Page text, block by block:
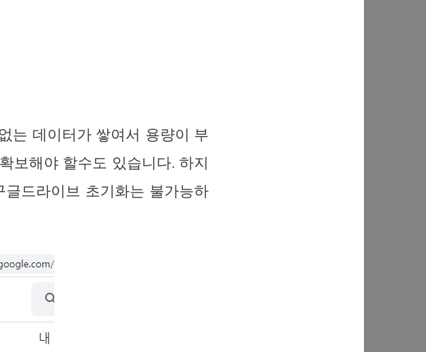
는 데이터가 쌓여서 용량이 부
보해야 할수도 있습니다. 하지
드라이브 초기화는 불가능하